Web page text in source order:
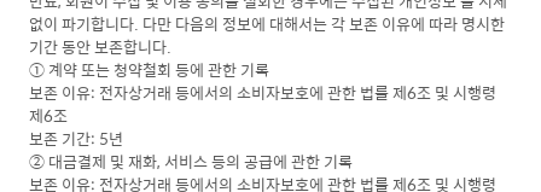
없이 파기합니다. 다만 다음의 정보에 대해서는 각 보존 이유에 따라 명시한
기간 동안 보존합니다.
① 계약 또는 청약철회 등에 관한 기록
보존 이유: 전자상거래 등에서의 소비자보호에 관한 법률 제6조 및 시행령
제6조
보존 기간: 5년
② 대금결제 및 재화, 서비스 등의 공급에 관한 기록
보존 이유: 전자상거래 등에서의 소비자보호에 관한 법률 제6조 및 시행령